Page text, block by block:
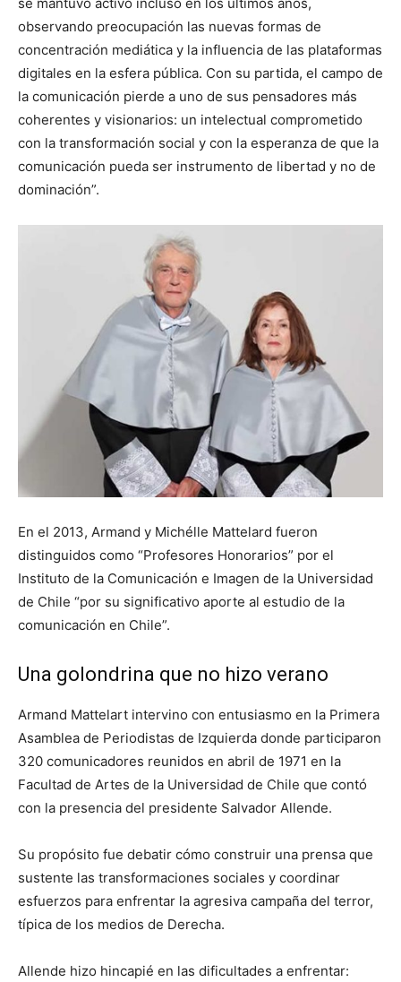
observando preocupación las nuevas formas de
concentración mediática y la influencia de las plataformas
digitales en la esfera pública. Con su partida, el campo de
la comunicación pierde a uno de sus pensadores más
coherentes y visionarios: un intelectual comprometido
con la transformación social y con la esperanza de que la
comunicación pueda ser instrumento de libertad y no de
dominación”.
En el 2013, Armand y Michélle Mattelard fueron
distinguidos como “Profesores Honorarios” por el
Instituto de la Comunicación e Imagen de la Universidad
de Chile “por su significativo aporte al estudio de la
comunicación en Chile”.
Una golondrina que no hizo verano
Armand Mattelart intervino con entusiasmo en la Primera
Asamblea de Periodistas de Izquierda donde participaron
320 comunicadores reunidos en abril de 1971 en la
Facultad de Artes de la Universidad de Chile que contó
con la presencia del presidente Salvador Allende.
Su propósito fue debatir cómo construir una prensa que
sustente las transformaciones sociales y coordinar
esfuerzos para enfrentar la agresiva campaña del terror,
típica de los medios de Derecha.
Allende hizo hincapié en las dificultades a enfrentar: